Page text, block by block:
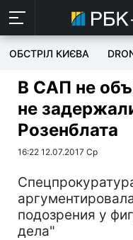
ОБСТРІЛ КИЄВА
В САП не
не
Розенблата
16:22 12.07.2017 Ср
подозрения у
дела"